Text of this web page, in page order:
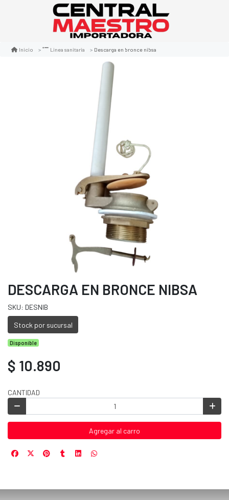
Inicio Linea sanitaria Descarga en bronce nibsa
DESCARGA EN BRONCE NIBSA
SKU: DESNIB
Stock por sucursal
Disponible
$ 10.890
CANTIDAD
Agregar al carro